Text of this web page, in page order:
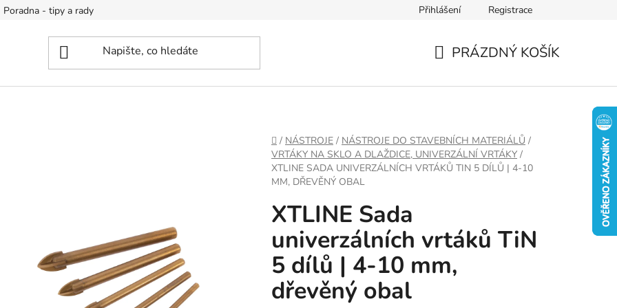
Poradna - tipy a rady Přihlášení Registrace
PRÁZDNÝ KOŠÍK
DOMŮ
/ NÁSTROJE / NÁSTROJE DO STAVEBNÍCH MATERIÁLŮ /
VRTÁKY NA SKLO A DLAŽDICE, UNIVERZÁLNÍ VRTÁKY /
XTLINE SADA UNIVERZÁLNÍCH VRTÁKŮ TIN 5 DÍLŮ | 4-10
MM, DŘEVĚNÝ OBAL
XTLINE Sada
univerzálních vrtáků TiN
5 dílů | 4-10 mm,
dřevěný obal